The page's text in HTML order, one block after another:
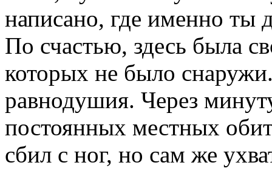
написано, где именно ты
По счастью, здесь была
которых не было
равнодушия. Через
постоянных местных
сбил с ног, но сам же